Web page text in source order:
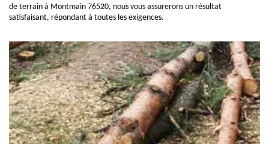
de terrain à Montmain 76520, nous vous assurerons un résultat
satisfaisant, répondant à toutes les exigences.